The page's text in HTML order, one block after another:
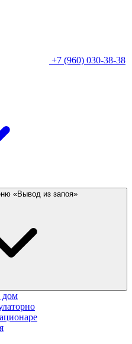
+7 (960) 030-38-38
«Вывод из запоя»
дом